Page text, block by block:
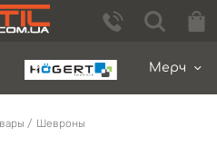
Мерч
Шевроны